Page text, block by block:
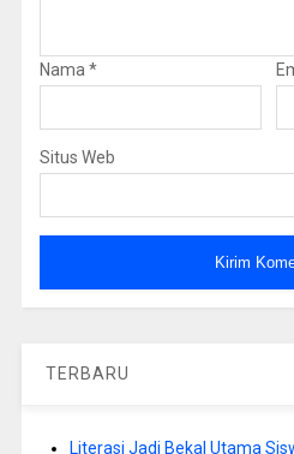
Nama*
Situs Web
TERBARU
Literasi Jadi Bekal Utama